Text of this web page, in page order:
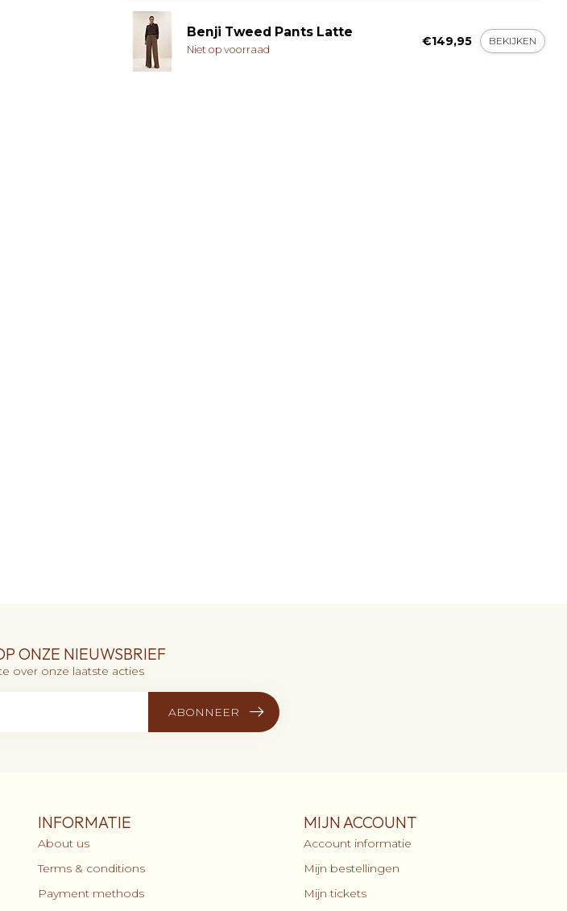
Benji Tweed Pants Latte
Niet op voorraad
€149,95 BEKIJKEN
ONZE NIEUWSBRIEF
over onze laatste acties
ABONNEER
INFORMATIE
About us
Terms & conditions
Payment methods
MIJN ACCOUNT
Account informatie
Mijn bestellingen
Mijn tickets